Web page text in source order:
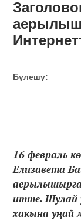
Бүлешү:
16 февраль
Елизавета
итте. Шулай
хакына уңай